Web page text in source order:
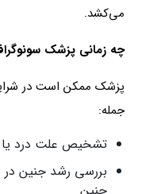
می‌کشد.
چه زمانی پزشک
پزشک ممکن است در
جمله:
تشخیص علت درد یا
بررسی رشد جنین در